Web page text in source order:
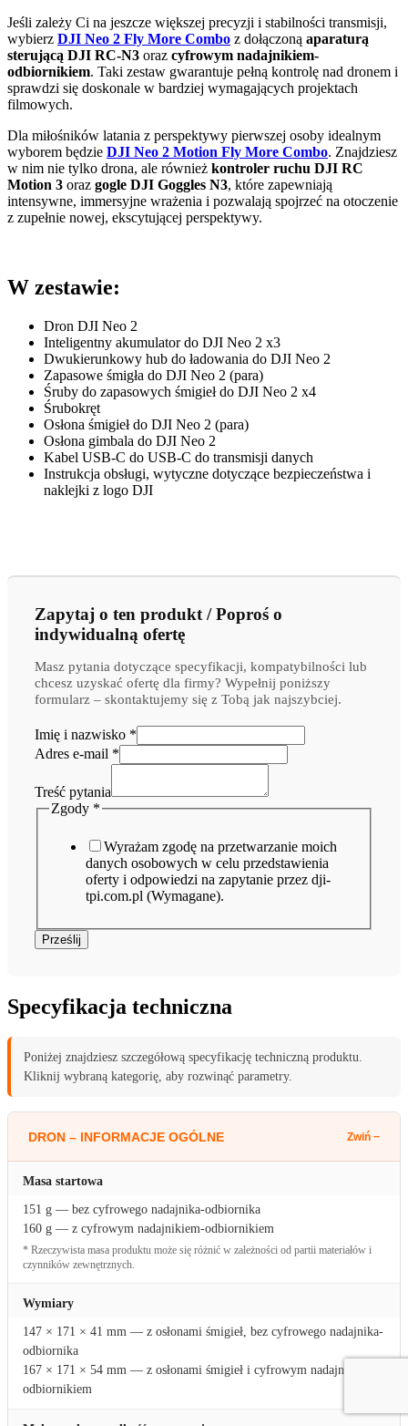
Jeśli zależy Ci na jeszcze większej precyzji i stabilności transmisji,
wybierz DJI Neo 2 Fly More Combo z dołączoną aparaturą
sterującą DJI RC-N3 oraz cyfrowym nadajnikiem-
odbiornikiem. Taki zestaw gwarantuje pełną kontrolę nad dronem i
sprawdzi się doskonale w bardziej wymagających projektach
filmowych.
Dla miłośników latania z perspektywy pierwszej osoby idealnym
wyborem będzie DJI Neo 2 Motion Fly More Combo. Znajdziesz
w nim nie tylko drona, ale również kontroler ruchu DJI RC
Motion 3 oraz gogle DJI Goggles N3, które zapewniają
intensywne, immersyjne wrażenia i pozwalają spojrzeć na otoczenie
z zupełnie nowej, ekscytującej perspektywy.
W zestawie:
Dron DJI Neo 2
Inteligentny akumulator do DJI Neo 2 x3
Dwukierunkowy hub do ładowania do DJI Neo 2
Zapasowe śmigła do DJI Neo 2 (para)
Śruby do zapasowych śmigieł do DJI Neo 2 x4
Śrubokręt
Osłona śmigieł do DJI Neo 2 (para)
Osłona gimbala do DJI Neo 2
Kabel USB-C do USB-C do transmisji danych
Instrukcja obsługi, wytyczne dotyczące bezpieczeństwa i
naklejki z logo DJI
Zapytaj o ten produkt / Poproś o
indywidualną ofertę
Masz pytania dotyczące specyfikacji, kompatybilności lub
chcesz uzyskać ofertę dla firmy? Wypełnij poniższy
formularz – skontaktujemy się z Tobą jak najszybciej.
Imię i nazwisko *
Adres e-mail *
Treść pytania
AdresZgody *
Wyrażam zgodę na przetwarzanie moich
danych osobowych w celu przedstawienia
oferty i odpowiedzi na zapytanie przez dji-
tpi.com.pl (Wymagane).
Prześlij
Specyfikacja techniczna
Poniżej znajdziesz szczegółową specyfikację techniczną produktu.
Kliknij wybraną kategorię, aby rozwinąć parametry.
DRON – INFORMACJE OGÓLNE
Masa startowa
151 g — bez cyfrowego nadajnika-odbiornika
160 g — z cyfrowym nadajnikiem-odbiornikiem
* Rzeczywista masa produktu może się różnić w zależności od partii materiałów i
czynników zewnętrznych.
Wymiary
147 × 171 × 41 mm — z osłonami śmigieł, bez cyfrowego nadajnika-
odbiornika
167 × 171 × 54 mm — z osłonami śmigieł i cyfrowym nadajnikiem-
odbiornikiem